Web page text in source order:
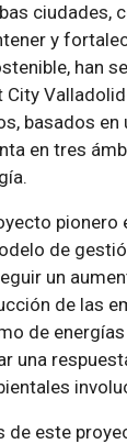
ciudades,
y
han
basados en
en tres
pionero
de
un
de las
de energías
una
de este